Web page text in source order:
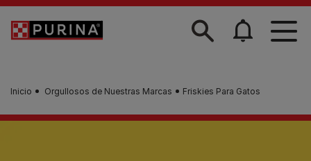
Skip to main content
Inicio Orgullosos de Nuestras Marcas Friskies Para Gatos